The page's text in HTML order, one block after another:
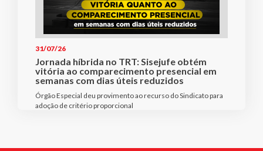
31/07/26
Jornada híbrida no TRT: Sisejufe obtém
vitória ao comparecimento presencial em
semanas com dias úteis reduzidos
Órgão Especial deu provimento ao recurso do Sindicato para
adoção de critério proporcional